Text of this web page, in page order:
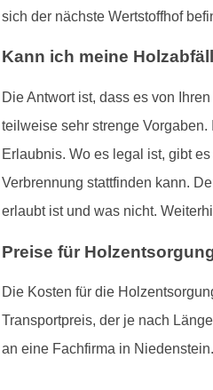
sich der nächste Wertstoffhof
Kann ich meine
Die Antwort ist, dass es von
teilweise sehr strenge
Erlaubnis. Wo es legal ist, gibt
Verbrennung stattfinden kann.
erlaubt ist und was nicht.
Preise für
Die Kosten für die
Transportpreis, der je nach
an eine Fachfirma in Niedenstein.